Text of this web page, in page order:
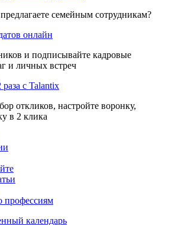
семейным сотрудникам?
онлайн
и подписывайте кадровые
и личных встреч
раза с Talantix
откликов, настройте воронку,
в 2 клика
профессиям
календарь